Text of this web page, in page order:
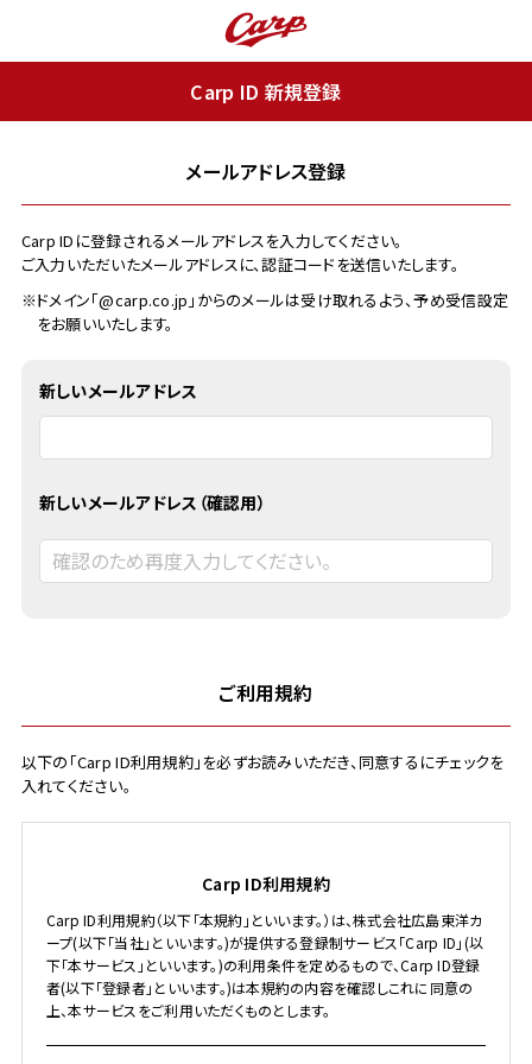
Carp ID 新規登録
メールアドレス登録
Carp IDに登録されるメールアドレスを入力してください。
ご入力いただいたメールアドレスに、認証コードを送信いたします。
※ドメイン「@carp.co.jp」からのメールは受け取れるよう、予め受信設定
をお願いいたします。
新しいメールアドレス
新しいメールアドレス（確認用）
ご利用規約
以下の「Carp ID利用規約」を必ずお読みいただき、同意するにチェックを
入れてください。
Carp ID利用規約
Carp ID利用規約（以下「本規約」といいます。）は、株式会社広島東洋カ
ープ(以下「当社」といいます。)が提供する登録制サービス「Carp ID」(以
下「本サービス」といいます。)の利用条件を定めるもので、Carp ID登録
者(以下「登録者」といいます。)は本規約の内容を確認しこれに同意の
上、本サービスをご利用いただくものとします。